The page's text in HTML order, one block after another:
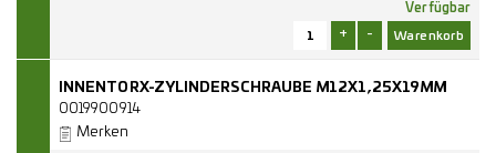
Verfügbar
+ -
INNENTORX-ZYLINDERSCHRAUBE M12X1,25X19MM
0019900914
Merken